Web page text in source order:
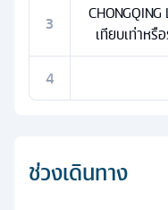
3
เทียบเท่าห
4
ช่วงเดินทาง